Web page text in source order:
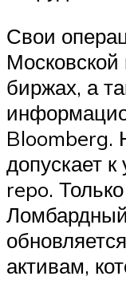
Свои
Московской
биржах, а
Bloomberg.
допускает
repo.
активам,